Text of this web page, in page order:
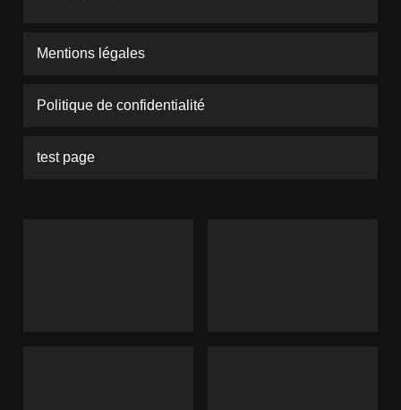
Mentions légales
Politique de confidentialité
test page